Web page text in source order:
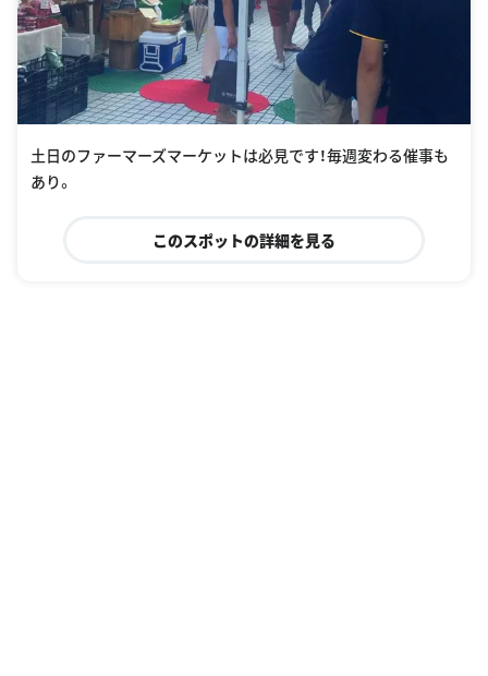
土日のファーマーズマーケットは必見です！毎週変わる催事も
あり。
このスポットの詳細を見る